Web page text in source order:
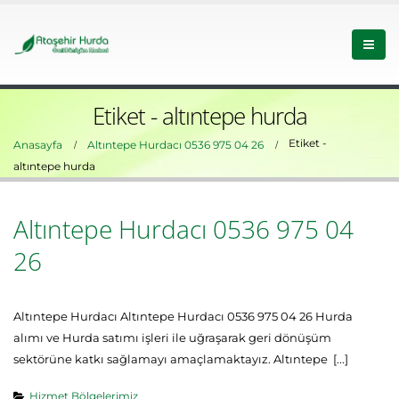
Etiket - altıntepe hurda
Anasayfa Altıntepe Hurdacı 0536 975 04 26
Etiket -
altıntepe hurda
Altıntepe Hurdacı 0536 975 04
26
Altıntepe Hurdacı Altıntepe Hurdacı 0536 975 04 26 Hurda
alımı ve Hurda satımı işleri ile uğraşarak geri dönüşüm
sektörüne katkı sağlamayı amaçlamaktayız. Altıntepe [...]
Hizmet Bölgelerimiz